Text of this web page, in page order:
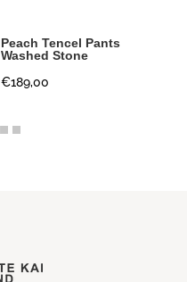
Peach Tencel Pants
Washed Stone
€189,00